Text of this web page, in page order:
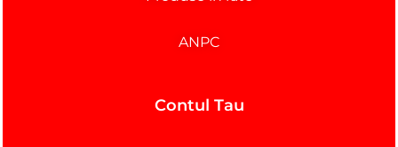
ANPC
Contul Tau